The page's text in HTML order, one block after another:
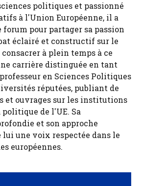
politiques et passionné
à l'Union Européenne, il a
forum pour partager sa passion
éclairé et constructif sur le
à plein temps à ce
carrière distinguée en tant
en Sciences Politiques
réputées, publiant de
et ouvrages sur les institutions
politique de l'UE. Sa
et son approche
une voix respectée dans le
européennes.